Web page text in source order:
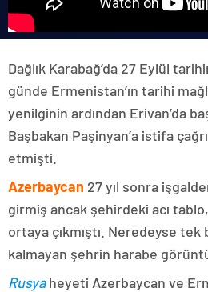
Dağlık Karabağ’da 27 Eylül
günde Ermenistan’ın tarihi
yenilginin ardından Erivan’da
Başbakan Paşinyan’a istifa
etmişti.
Azerbaycan 27 yıl sonra
girmiş ancak şehirdeki acı
ortaya çıkmıştı. Neredeyse tek
kalmayan şehrin harabe
Rusyaheyeti Azerbaycan ve